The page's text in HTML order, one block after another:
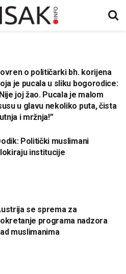
o političarki bh. korijena
je pucala u sliku bogorodice:
joj žao. Pucala je malom
u glavu nekoliko puta, čista
i mržnja!”
Politički muslimani
institucije
se sprema za
programa nadzora
muslimanima